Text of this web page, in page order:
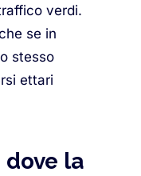
verdi.
se in
stesso
ettari
la